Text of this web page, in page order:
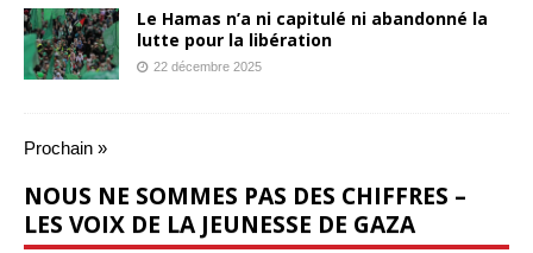
Le Hamas n’a ni capitulé ni abandonné la
lutte pour la libération
22 décembre 2025
Prochain »
NOUS NE SOMMES PAS DES CHIFFRES –
LES VOIX DE LA JEUNESSE DE GAZA